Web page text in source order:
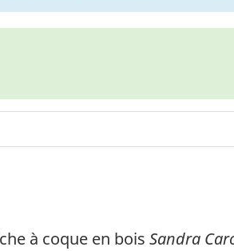
à coque en bois Sandra